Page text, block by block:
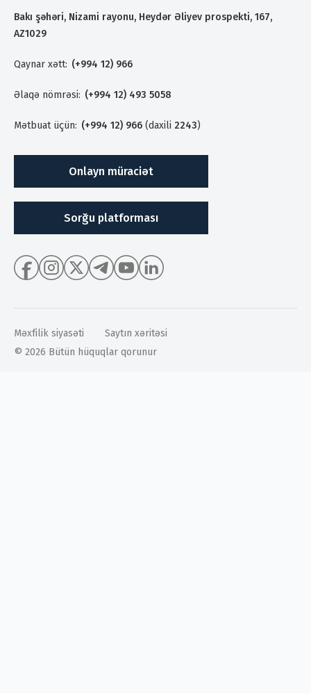
Bakı şəhəri, Nizami rayonu, Heydər Əliyev prospekti, 167,
AZ1029
Qaynar xətt: (+994 12) 966
Əlaqə nömrəsi: (+994 12) 493 5058
Mətbuat üçün: (+994 12) 966 (daxili 2243)
Onlayn müraciət
Sorğu platforması
Məxfilik siyasəti
Saytın xəritəsi
© 2026 Bütün hüquqlar qorunur